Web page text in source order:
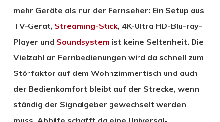
mehr Geräte als nur der Fernseher: Ein Setup aus
TV-Gerät, Streaming-Stick, 4K-Ultra HD-Blu-ray-
Player und Soundsystem ist keine Seltenheit. Die
Vielzahl an Fernbedienungen wird da schnell zum
Störfaktor auf dem Wohnzimmertisch und auch
der Bedienkomfort bleibt auf der Strecke, wenn
ständig der Signalgeber gewechselt werden
muss. Abhilfe schafft da eine Universal-